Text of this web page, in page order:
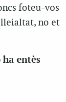
foteu-vos
lleialtat, no et
ha entès